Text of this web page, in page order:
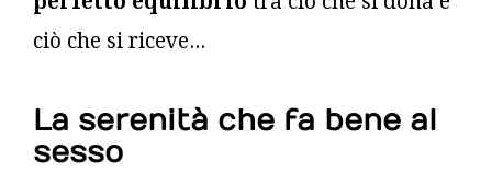
ciò che si riceve...
La serenità che fa bene al
sesso